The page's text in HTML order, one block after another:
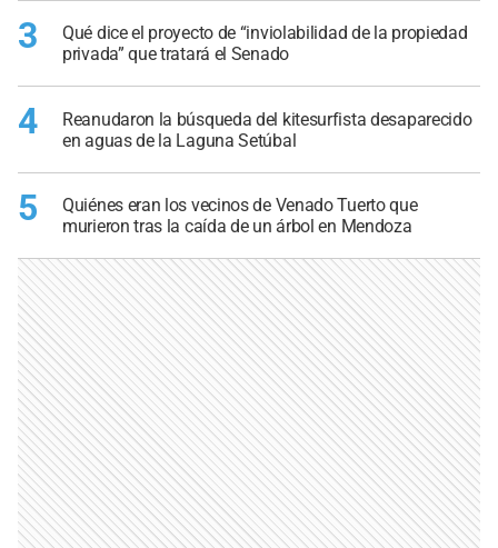
3
Qué dice el proyecto de “inviolabilidad de la propiedad
privada” que tratará el Senado
4
Reanudaron la búsqueda del kitesurfista desaparecido
en aguas de la Laguna Setúbal
5
Quiénes eran los vecinos de Venado Tuerto que
murieron tras la caída de un árbol en Mendoza